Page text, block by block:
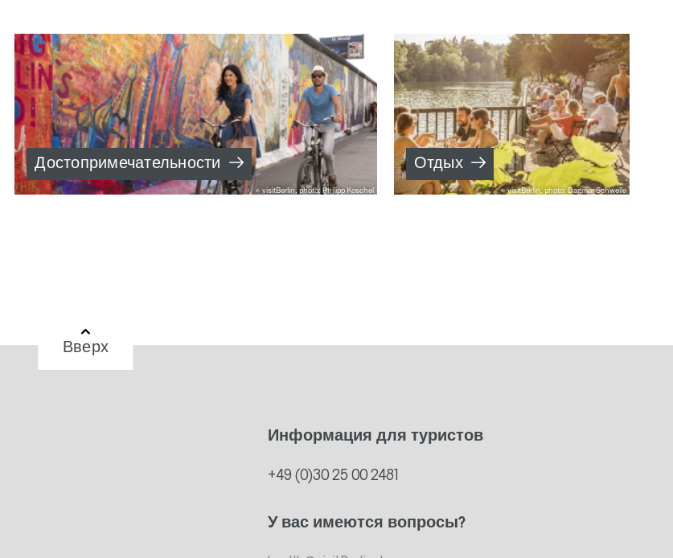
visitBerlin, photo: Philipp Koschel
Достопримечательности
visitBerlin, photo: Dagmar Schwelle
Отдых
Вверх
Информация для туристов
+49 (0)30 25 00 2481
У вас имеются вопросы?